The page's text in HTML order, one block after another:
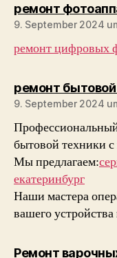
ремонт
9. September 2024
ремонт цифровых
ремонт бытовой
9. September 2024
бытовой техники
Мы предлагаем:
екатеринбург
Наши мастера
вашего
Ремонт